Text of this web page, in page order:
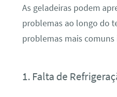
As geladeiras podem
problemas ao longo do
problemas mais
1. Falta de